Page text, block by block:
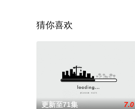
猜你喜欢
更新至71集 7.0